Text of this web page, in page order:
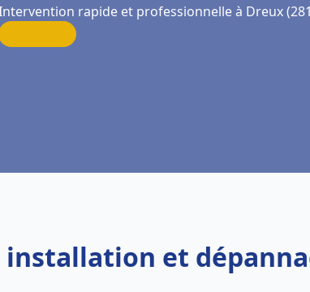
rapide et professionnelle à Dreux
installation et